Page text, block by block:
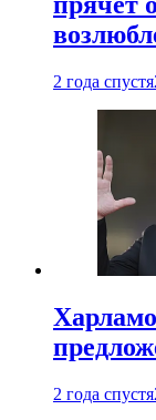
2 года спустя
2 года спустя